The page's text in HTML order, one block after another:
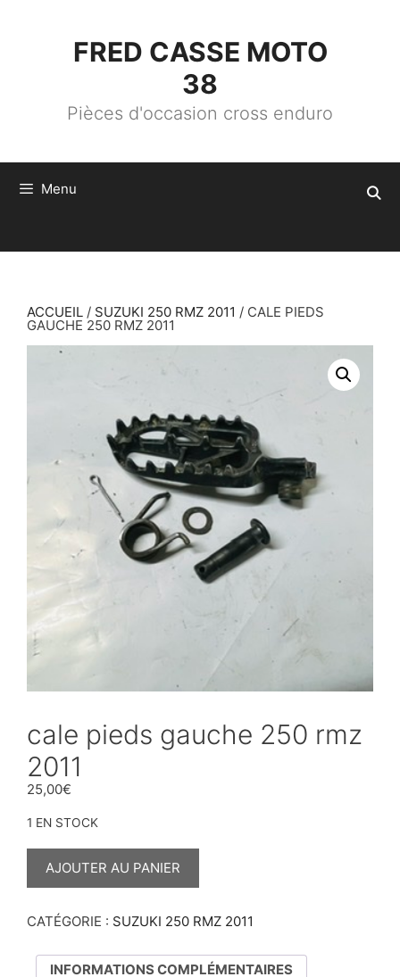
FRED CASSE MOTO
38
Pièces d'occasion cross enduro
Menu
ACCUEIL / SUZUKI 250 RMZ 2011 / CALE PIEDS
GAUCHE 250 RMZ 2011
cale pieds gauche 250 rmz
2011
25,00€
1 EN STOCK
QUANTITÉ
250
AJOUTER AU PANIER
CATÉGORIE : SUZUKI 250 RMZ 2011
INFORMATIONS COMPLÉMENTAIRES